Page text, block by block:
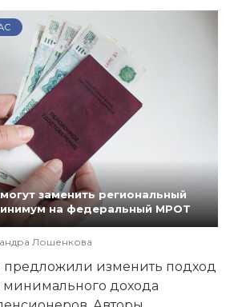
заменить региональный
на федеральный МРОТ
Лошенкова
предложили изменить подход
минимального дохода